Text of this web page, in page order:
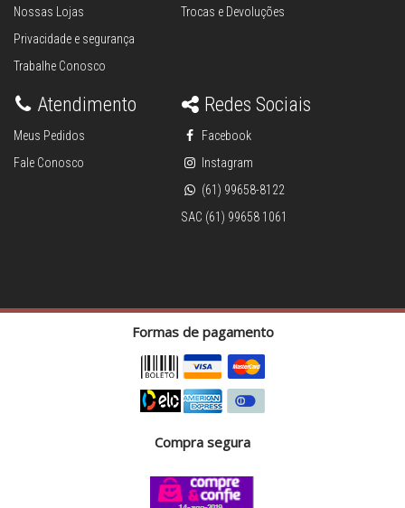
Nossas Lojas
Privacidade e segurança
Trabalhe Conosco
Trocas e Devoluções
Atendimento
Meus Pedidos
Fale Conosco
Redes Sociais
Facebook
Instagram
(61) 99658-8122
SAC (61) 99658 1061
Formas de pagamento
Compra segura